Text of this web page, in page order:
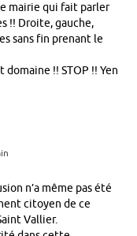
mairie qui fait parler
!! Droite, gauche,
sans fin prenant le
!! STOP !! Yen
n’a même pas été
citoyen de ce
Vallier.